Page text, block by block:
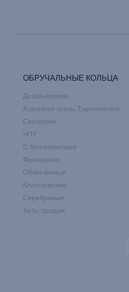
ОБРУЧАЛЬНЫЕ КОЛЬЦА
Дизайнерские
Алмазная грань, Европейские
Синтеринг
ЧПУ
С бриллиантами
Фрезерные
Облегченные
Классические
Серебряные
Хиты продаж